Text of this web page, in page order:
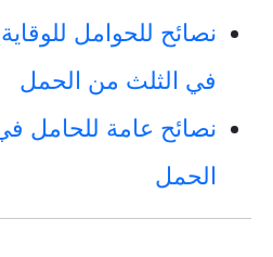
نصائح للحوامل
في الثلث من الحمل
نصائح عامة للحامل
الحمل